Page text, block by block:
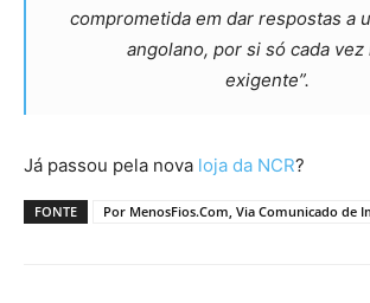
comprometida em dar respostas a
angolano, por si só cada vez
exigente”.
Já passou pela nova loja da NCR?
FONTE Por MenosFios.Com, Via Comunicado de